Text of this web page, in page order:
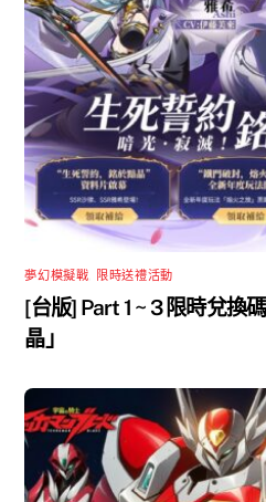
夢幻模擬戰 限時送禮活動
[台版] Part 1 ~ 3 限時兌換
晶」